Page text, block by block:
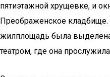
пятиэтажной хрущевке, и
Преображенское кладбище.
жилплощадь была
театром, где она